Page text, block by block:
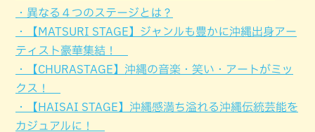
・異なる４つのステージとは？
・【MATSURI STAGE】ジャンルも豊かに沖縄出身アー
ティスト豪華集結！
・【CHURASTAGE】沖縄の音楽・笑い・アートがミッ
クス！
・【HAISAI STAGE】沖縄感満ち溢れる沖縄伝統芸能を
カジュアルに！